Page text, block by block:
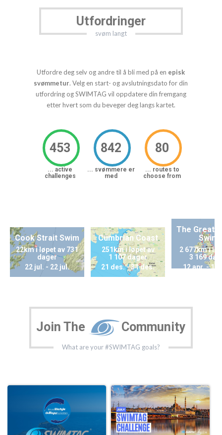
Utfordringer
svøm langt
Utfordre deg selv og andre til å bli med på en episk
svømmetur. Velg en start- og avslutningsdato for din
utfordring og SWIMTAG vil oppdatere din fremgang
etter hvert som du beveger deg langs kartet.
453
... active
challenges
842
... svømmere er
med
80
... routes to
choose from
Cook Strait Swim
22km i løpet av 731
dager
22 jul. - 22 jul.
Cumbrian Coast
251km i løpet av
1 107 dager
21 des.-31 des.
The Great
Swim
2 677km i
3 169
12 apr.-14
Join The Community
What are your #SWIMTAG goals?